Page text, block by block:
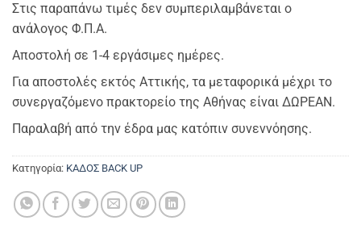
Στις παραπάνω τιμές δεν συμπεριλαμβάνεται ο
ανάλογος Φ.Π.Α.
Αποστολή σε 1-4 εργάσιμες ημέρες.
Για αποστολές εκτός Αττικής, τα μεταφορικά μέχρι το
συνεργαζόμενο πρακτορείο της Αθήνας είναι ΔΩΡΕΑΝ.
Παραλαβή από την έδρα μας κατόπιν συνεννόησης.
Κατηγορία: ΚΑΔΟΣ BACK UP